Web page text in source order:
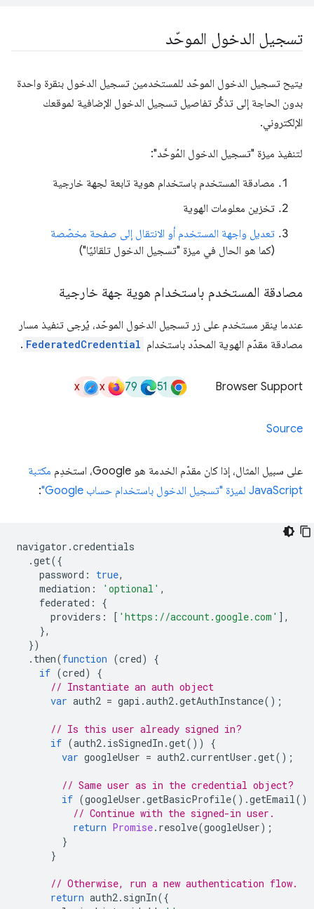
تسجيل الدخول الموحّد
يتيح تسجيل الدخول الموحّد للمستخدمين تسجيل الدخول بنقرة واحدة
بدون الحاجة إلى تذكُّر تفاصيل تسجيل الدخول الإضافية لموقعك
الإلكتروني.
لتنفيذ ميزة "تسجيل الدخول المُوحَّد":
مصادقة المستخدم باستخدام هوية تابعة لجهة خارجية
تخزين معلومات الهوية
تعديل واجهة المستخدم أو الانتقال إلى صفحة مخصّصة
(كما هو الحال في ميزة "تسجيل الدخول تلقائيًا")
مصادقة المستخدم باستخدام هوية جهة خارجية
عندما ينقر مستخدم على زر تسجيل الدخول الموحّد، يُرجى تنفيذ مسار
مصادقة مقدّم الهوية المحدّد باستخدام FederatedCredential
.
Browser Support
51
79
x
x
Source
على سبيل المثال، إذا كان مقدّم الخدمة هو Google، استخدِم
مكتبة
JavaScript لميزة "تسجيل الدخول باستخدام حساب Google"
:
navigator .credentials
.get({
password : true,
mediation : 'optional' ,
federated :
{
providers : [ 'https://account.google.com' ],
},
})
. then(function (cred)
{
if (cred)
{
// Instantiate an auth object
var auth2 = gapi .auth2.getAuthInstance();
// Is this user already signed in?
if (auth2. isSignedIn .get())
{
var googleUser = auth2.currentUser .get();
// Same user as in the credential object?
if (googleUser .getBasicProfile().getEmail()
// Continue with the signed-in user.
return Promise. resolve(googleUser);
}
}
// Otherwise, run a new authentication flow.
return auth2. signIn({